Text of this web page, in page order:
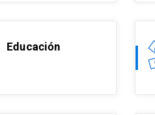
Educación